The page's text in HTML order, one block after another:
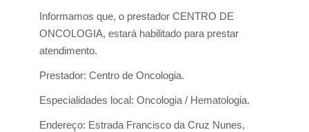
Informamos que, o prestador CENTRO DE
ONCOLOGIA, estará habilitado para prestar
atendimento.
Prestador: Centro de Oncologia.
Especialidades local: Oncologia / Hematologia.
Endereço: Estrada Francisco da Cruz Nunes,